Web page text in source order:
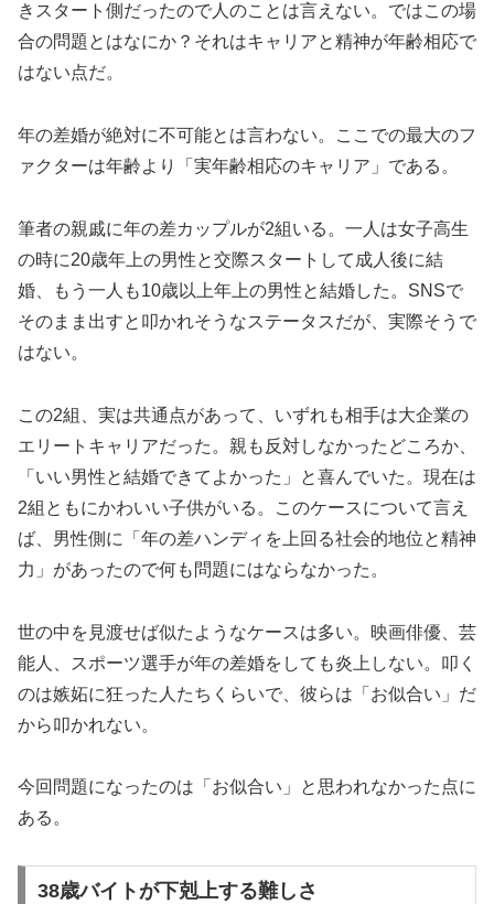
きスタート側だったので人のことは言えない。ではこの場
合の問題とはなにか？それはキャリアと精神が年齢相応で
はない点だ。
年の差婚が絶対に不可能とは言わない。ここでの最大のフ
ァクターは年齢より「実年齢相応のキャリア」である。
筆者の親戚に年の差カップルが2組いる。一人は女子高生
の時に20歳年上の男性と交際スタートして成人後に結
婚、もう一人も10歳以上年上の男性と結婚した。SNSで
そのまま出すと叩かれそうなステータスだが、実際そうで
はない。
この2組、実は共通点があって、いずれも相手は大企業の
エリートキャリアだった。親も反対しなかったどころか、
「いい男性と結婚できてよかった」と喜んでいた。現在は
2組ともにかわいい子供がいる。このケースについて言え
ば、男性側に「年の差ハンディを上回る社会的地位と精神
力」があったので何も問題にはならなかった。
世の中を見渡せば似たようなケースは多い。映画俳優、芸
能人、スポーツ選手が年の差婚をしても炎上しない。叩く
のは嫉妬に狂った人たちくらいで、彼らは「お似合い」だ
から叩かれない。
今回問題になったのは「お似合い」と思われなかった点に
ある。
38歳バイトが下剋上する難しさ